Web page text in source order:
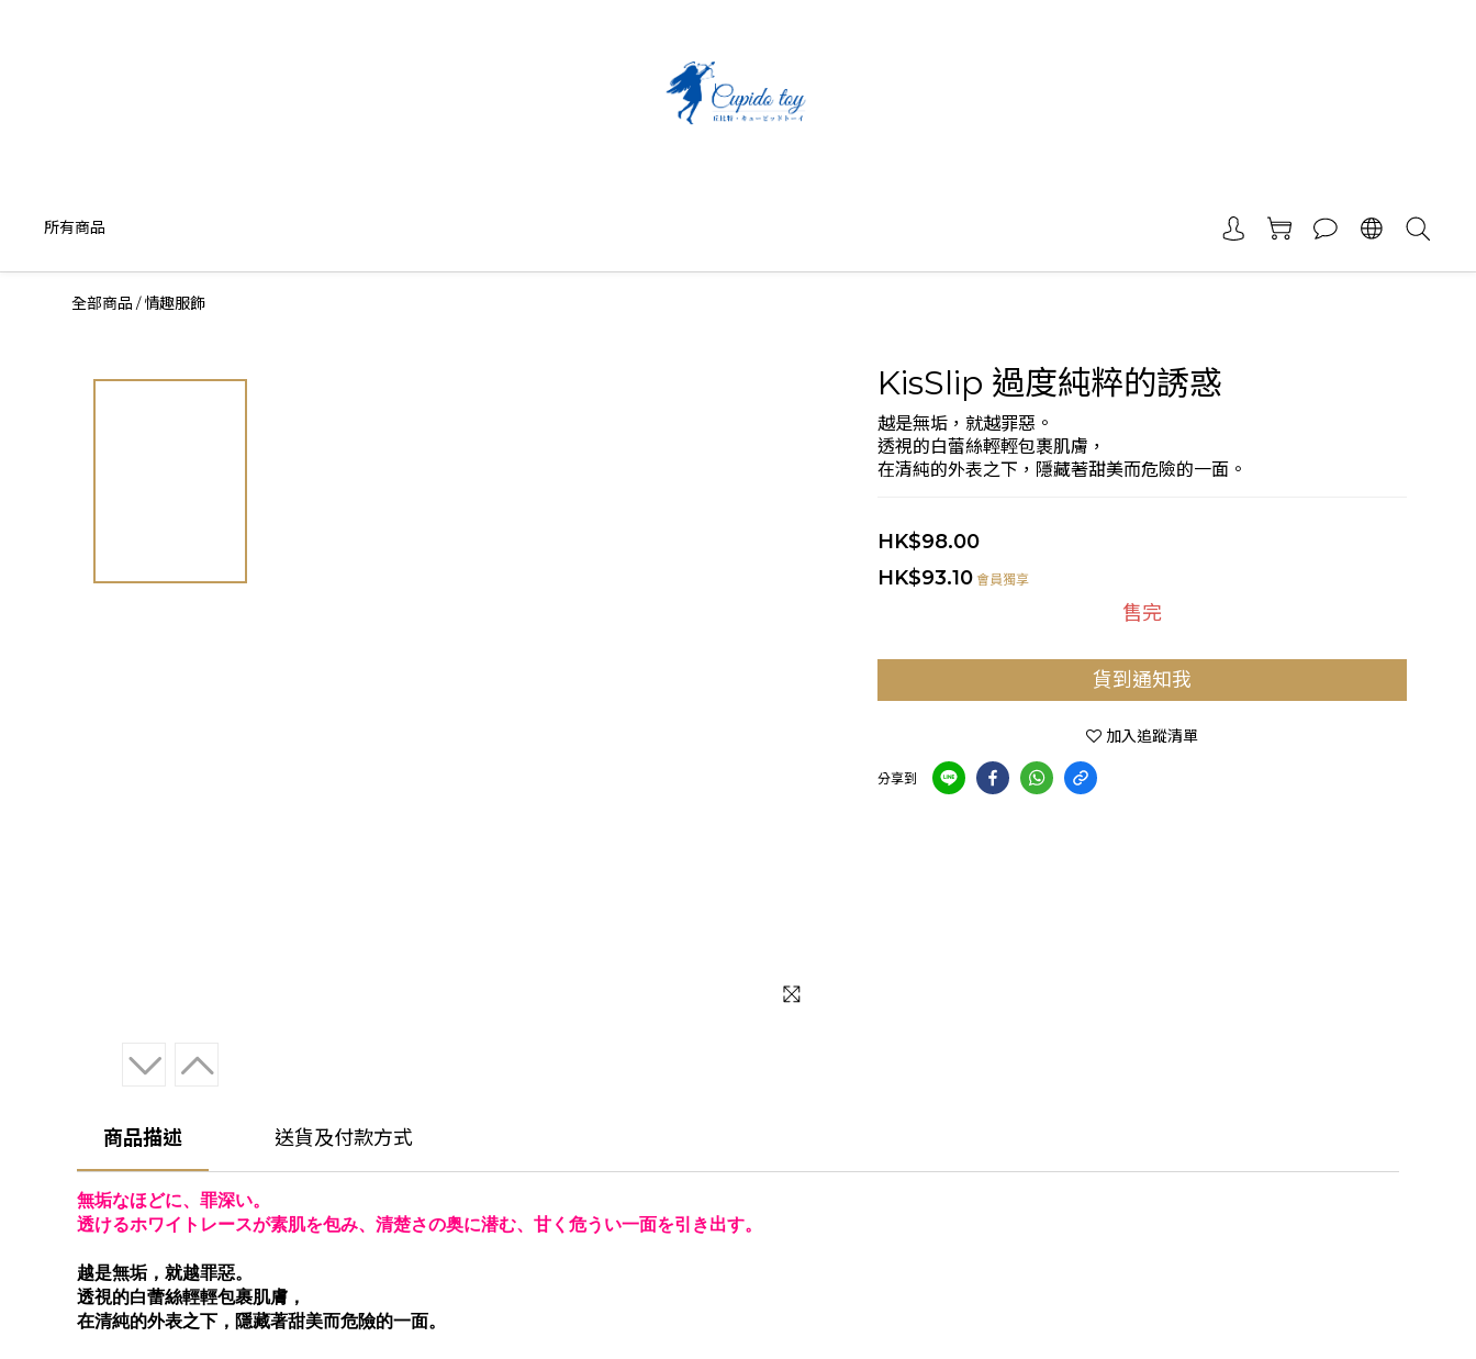
所有商品
全部商品 /情趣服飾
KisSlip 過度純粹的誘惑
越是無垢，就越罪惡。
透視的白蕾絲輕輕包裹肌膚，
在清純的外表之下，隱藏著甜美而危險的一面。
HK$98.00
HK$93.10 會員獨享
售完
貨到通知我
加入追蹤清單
分享到
商品描述 送貨及付款方式
無垢なほどに、罪深い。
透けるホワイトレースが素肌を包み、清楚さの奥に潜む、甘く危うい一面を引き出す。
越是無垢，就越罪惡。
透視的白蕾絲輕輕包裹肌膚，
在清純的外表之下，隱藏著甜美而危險的一面。